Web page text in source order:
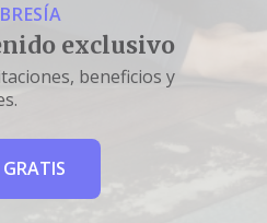
exclusivo
beneficios y